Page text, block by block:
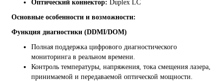
Оптический коннектор: Duplex LC
Основные особенности и возможности:
Функция диагностики (DDMI/DOM)
Полная поддержка цифрового диагностического
мониторинга в реальном времени.
Контроль температуры, напряжения, тока смещения лазера,
принимаемой и передаваемой оптической мощности.